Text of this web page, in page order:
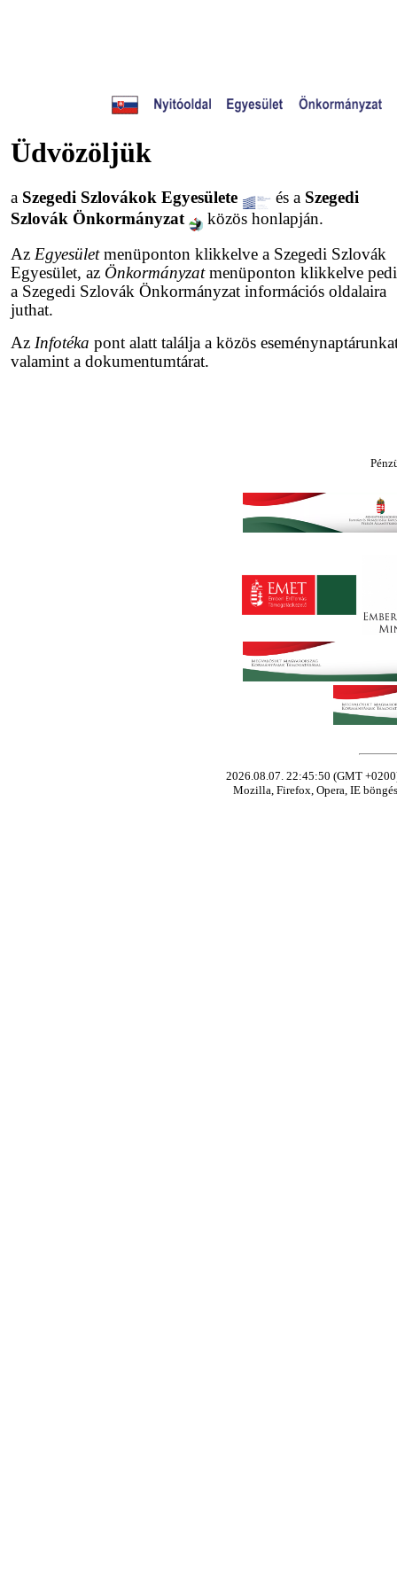
Üdvözöljük
a Szegedi Szlovákok Egyesülete és a Szegedi
Szlovák Önkormányzat
közös honlapján.
Az Egyesületmenüponton klikkelve a Szegedi Szlovák
Egyesület, az Önkormányzatmenüponton klikkelve
a Szegedi Szlovák Önkormányzat információs oldalaira
juthat.
Az Infotéka pont alatt találja a közös
valamint a dokumentumtárat.
2026.08.07. 22:45:50 (GMT
Mozilla, Firefox, Opera, IE